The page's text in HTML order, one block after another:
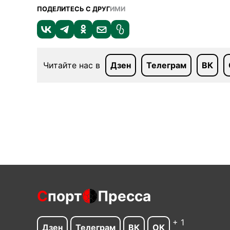
ПОДЕЛИТЕСЬ С ДРУГИМИ
Читайте нас в Дзен Телеграм ВК
Спорт Пресса
Дзен Телеграм ВК ОК + 1